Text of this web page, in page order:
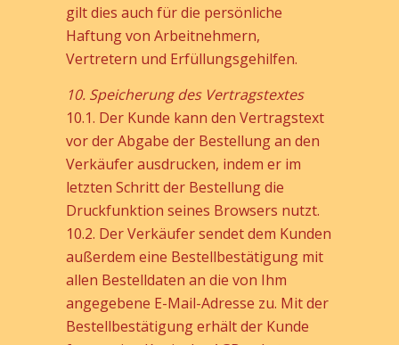
gilt dies auch für die persönliche
Haftung von Arbeitnehmern,
Vertretern und Erfüllungsgehilfen.
10. Speicherung des Vertragstextes
10.1. Der Kunde kann den Vertragstext
vor der Abgabe der Bestellung an den
Verkäufer ausdrucken, indem er im
letzten Schritt der Bestellung die
Druckfunktion seines Browsers nutzt.
10.2. Der Verkäufer sendet dem Kunden
außerdem eine Bestellbestätigung mit
allen Bestelldaten an die von Ihm
angegebene E-Mail-Adresse zu. Mit der
Bestellbestätigung erhält der Kunde